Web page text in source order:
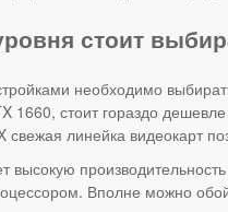
стоит
необходимо
1660, стоит гораздо
свежая линейка видеокарт
высокую
Вполне можно